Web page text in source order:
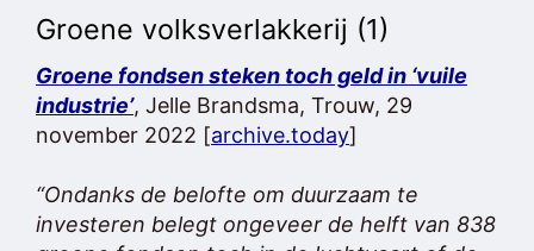
Groene volksverlakkerij (1)
Groene fondsen steken toch geld in ‘vuile
industrie’, Jelle Brandsma, Trouw, 29
november 2022 [archive.today]
“Ondanks de belofte om duurzaam te
investeren belegt ongeveer de helft van 838